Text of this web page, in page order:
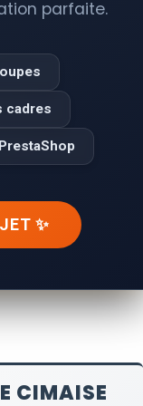
parfaite.
cadres
✨
CIMAISE